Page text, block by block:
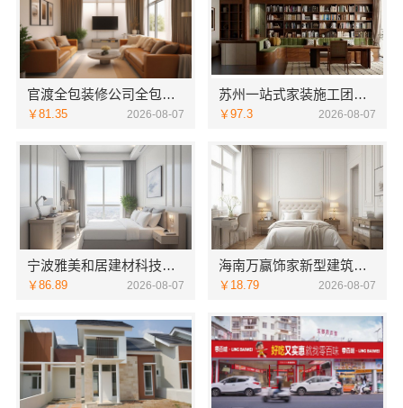
官渡全包装修公司全包价格，云南至高新型建材有限公司闭口合同
￥81.35 2026-08-07
苏州一站式家装施工团队毛坯房认准苏州百年豪庭新材料有限公司
￥97.3 2026-08-07
宁波雅美和居建材科技有限公司匠心施工家装施工对接渠道
￥86.89 2026-08-07
海南万赢饰家新型建筑材料有限公司乡村自建门窗焕新
￥18.79 2026-08-07